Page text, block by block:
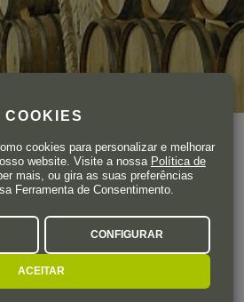
ha.
ao vinho remonta a 1647. É o que
através do qual Juan Chivite
um empréstimo, dando
e uma adega.
COOKIES
cookies para personalizar e melhorar
website. Visite a nossa Política de
mais, ou gira as suas preferências
Ferramenta de Consentimento.
CONFIGURAR
ACEITAR